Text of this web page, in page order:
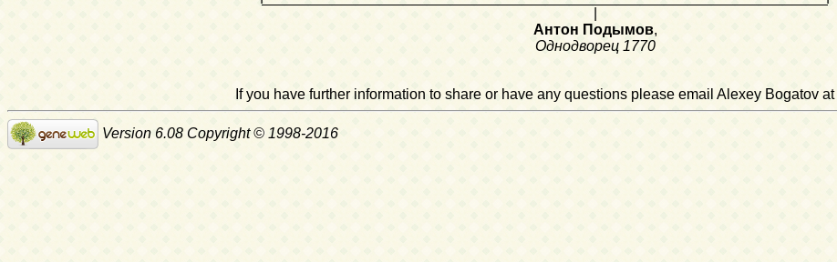
Антон Подымов,
Однодворец 1770
If you have further information to share or have any questions please email Alexey Bogatov at
Version 6.08 Copyright © 1998-2016